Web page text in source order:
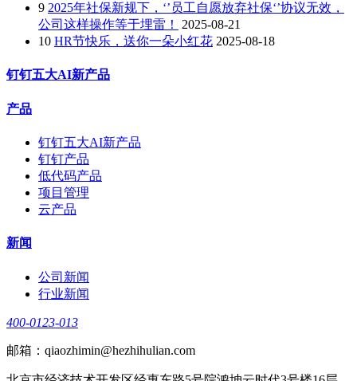
9 2025年社保新规下，‘’员工自愿放弃社保‘’协议无效，
公司这样操作等于埋雷！
2025-08-21
10 HR节快乐，送你一朵小红花 2025-08-18
钉钉五大AI新产品
产品
钉钉五大AI新产品
钉钉产品
低代码产品
项目管理
云产品
新闻
公司新闻
行业新闻
400-0123-013
邮箱：qiaozhimin@hezhihulian.com